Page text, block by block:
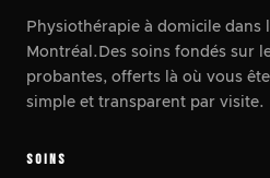
Physiothérapie à domicile dans
Montréal.Des soins fondés sur
probantes, offerts là où vous
simple et transparent par visite.
SOINS